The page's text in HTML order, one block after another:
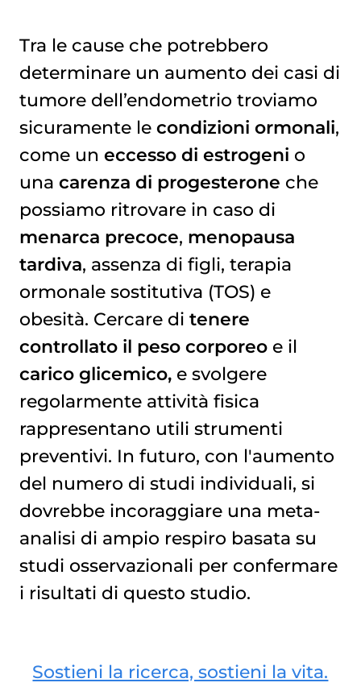
Tra le cause che potrebbero
determinare un aumento dei casi di
tumore dell’endometrio troviamo
sicuramente le condizioni ormonali,
come un eccesso di estrogeni o
una carenza di progesterone che
possiamo ritrovare in caso di
menarca precoce, menopausa
tardiva, assenza di figli, terapia
ormonale sostitutiva (TOS) e
obesità. Cercare di tenere
controllato il peso corporeoe il
carico glicemico,e svolgere
regolarmente attività fisica
rappresentano utili strumenti
preventivi. In futuro, con l'aumento
del numero di studi individuali, si
dovrebbe incoraggiare una meta-
analisi di ampio respiro basata su
studi osservazionali per confermare
i risultati di questo studio.
Sostieni la ricerca, sostieni la vita.